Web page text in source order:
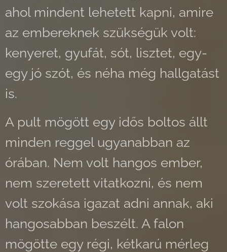
ahol mindent lehetett kapni, amire
az embereknek szükségük volt:
kenyeret, gyufát, sót, lisztet, egy-
egy jó szót, és néha még hallgatást
is.
A pult mögött egy idős boltos állt
minden reggel ugyanabban az
órában. Nem volt hangos ember,
nem szeretett vitatkozni, és nem
volt szokása igazat adni annak, aki
hangosabban beszélt. A falon
mögötte egy régi, kétkarú mérleg